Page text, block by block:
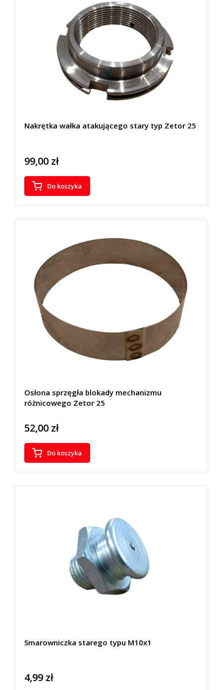
Nakrętka wałka atakującego stary typ Zetor 25
Cena
99,00 zł
Do koszyka
Osłona sprzęgła blokady mechanizmu
różnicowego Zetor 25
Cena
52,00 zł
Do koszyka
Smarowniczka starego typu M10x1
Cena
4,99 zł